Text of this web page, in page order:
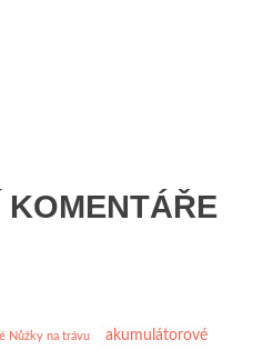
KOMENTÁŘE
Nůžky na trávu
akumulátorové